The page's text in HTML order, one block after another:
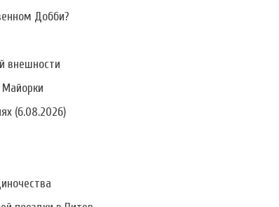
Добби?
внешности
(6.08.2026)